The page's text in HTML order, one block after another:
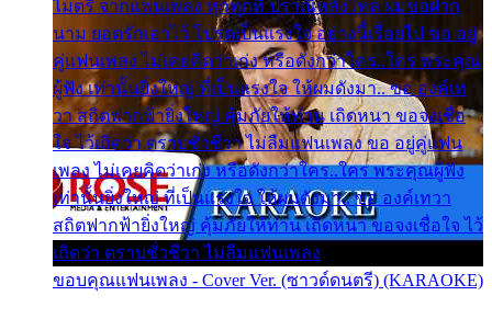
ไมตรี จากแฟนเพลง ทุกทุกที่ ปราณีหลั่งไหล ผมขอฝาก
นาม ยอดรักเอาไว้ โปรดเป็นแรงใจ อย่างนี้เรื่อยไป ขอ อยู่
คู่แฟนเพลง ไม่เคยคิดว่าเก่ง หรือดังกว่าใคร..ใคร พระคุณ
ผู้ฟัง เท่านั้นยิ่งใหญ่ ที่เป็นแรงใจ ให้ผมดังมา.. ขอ องค์เท
วา สถิตฟากฟ้ายิ่งใหญ่ คุ้มภัยให้ท่าน เถิดหนา ขอจงเชื่อ
ใจ ไว้เถิดว่า ตราบชั่วชีวา ไม่ลืมแฟนเพลง ขอ อยู่คู่แฟน
เพลง ไม่เคยคิดว่าเก่ง หรือดังกว่าใคร..ใคร พระคุณผู้ฟัง
เท่านั้นยิ่งใหญ่ ที่เป็นแรงใจ ให้ผมดังมา.. ขอ องค์เทวา
สถิตฟากฟ้ายิ่งใหญ่ คุ้มภัยให้ท่าน เถิดหนา ขอจงเชื่อใจ ไว้
เถิดว่า ตราบชั่วชีวา ไม่ลืมแฟนเพลง
ขอบคุณแฟนเพลง - Cover Ver. (ซาวด์ดนตรี) (KARAOKE)